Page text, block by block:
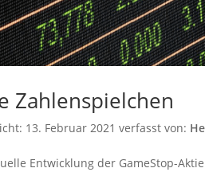
Zahlenspielchen
13. Februar 2021 verfasst von:
Entwicklung der GameStop-